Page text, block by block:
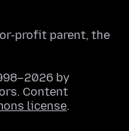
profit parent, the
by
Content
license.